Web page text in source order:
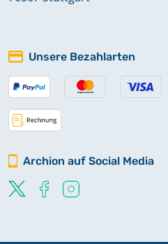
Unsere Bezahlarten
Archion auf Social Media